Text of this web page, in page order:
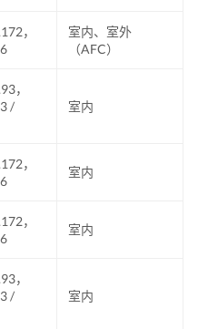
，
室内、室外
（AFC）
，
/
室内
，
室内
，
室内
，
/
室内